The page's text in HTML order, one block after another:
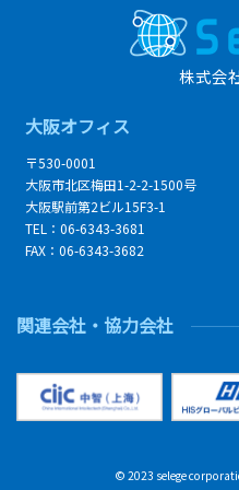
株式会
大阪オフィス
〒530-0001
大阪市北区梅田1-2-2-1500号
大阪駅前第2ビル15F3-1
TEL：06-6343-3681
FAX：06-6343-3682
関連会社・協力会社
© 2023 selege